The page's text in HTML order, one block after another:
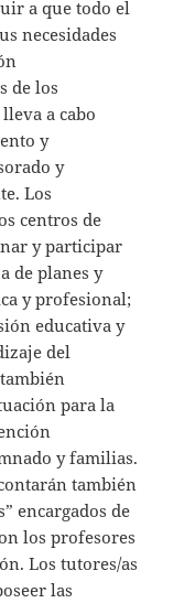
a que todo el
necesidades
de los
a cabo
y
y
Los
centros de
y participar
de planes y
y profesional;
educativa y
del
para la
y familias.
también
encargados de
los profesores
Los tutores/as
las